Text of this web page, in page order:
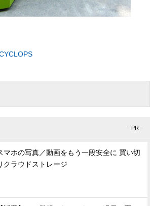
- PR -
マホの写真／動画をもう一段安全に 買い切
クラウドストレージ